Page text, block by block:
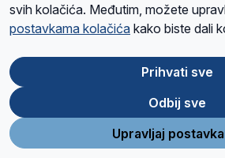
O namaRadio ProgramVolonteriPrijatelji
Ova stranica je zaštićena Google
Store
Google
Play
svih kolačića. Međutim, možete
postavkama kolačića kako biste dali
Prihvati sve
Odbij sve
Upravljaj